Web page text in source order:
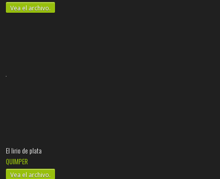
Vea el archivo.
El lirio de plata
QUIMPER
Vea el archivo.